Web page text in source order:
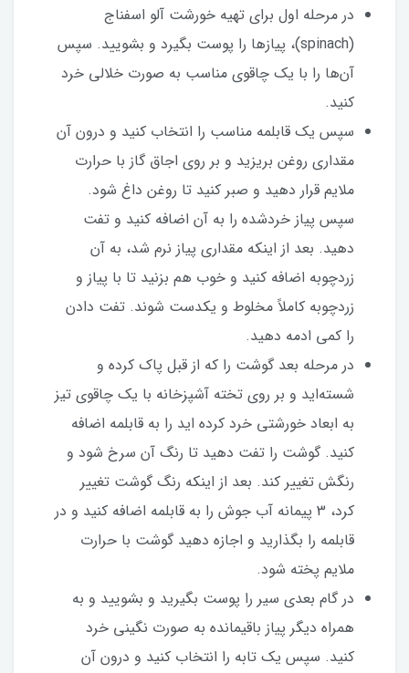
در مرحله اول برای تهیه خورشت آلو اسفناج
(spinach)، پیازها را پوست بگیرد و بشویید. سپس
آن‌ها را با یک چاقوی مناسب به صورت خلالی خرد
کنید.
سپس یک قابلمه مناسب را انتخاب کنید و درون آن
مقداری روغن بریزید و بر روی اجاق گاز با حرارت
ملایم قرار دهید و صبر کنید تا روغن داغ شود.
سپس پیاز خردشده را به آن اضافه کنید و تفت
دهید. بعد از اینکه مقداری پیاز نرم شد، به آن
زردچوبه اضافه کنید و خوب هم بزنید تا با پیاز و
زردچوبه کاملاً مخلوط و یکدست شوند. تفت دادن
را کمی ادمه دهید.
در مرحله بعد گوشت را که از قبل پاک کرده و
شسته‌اید و بر روی تخته آشپزخانه با یک چاقوی تیز
به ابعاد خورشتی خرد کرده اید را به قابلمه اضافه
کنید. گوشت را تفت دهید تا رنگ آن سرخ شود و
رنگش تغییر کند. بعد از اینکه رنگ گوشت تغییر
کرد، 3 پیمانه آب جوش را به قابلمه اضافه کنید و در
قابلمه را بگذارید و اجازه دهید گوشت با حرارت
ملایم پخته شود.
در گام بعدی سیر را پوست بگیرید و بشویید و به
همراه دیگر پیاز باقیمانده به صورت نگینی خرد
کنید. سپس یک تابه را انتخاب کنید و درون آن